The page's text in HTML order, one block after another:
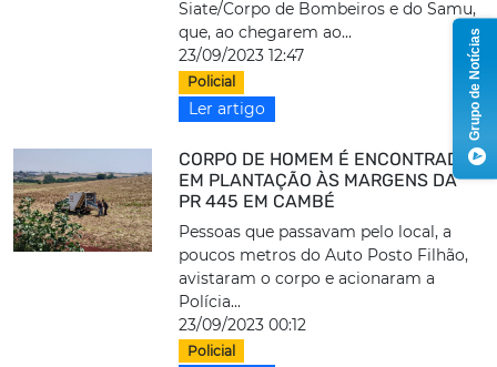
Siate/Corpo de Bombeiros e do Samu,
que, ao chegarem ao...
23/09/2023 12:47
Policial
Ler artigo
CORPO DE HOMEM É ENCONTRADO
EM PLANTAÇÃO ÀS MARGENS DA
PR 445 EM CAMBÉ
Pessoas que passavam pelo local, a
poucos metros do Auto Posto Filhão,
avistaram o corpo e acionaram a
Polícia...
23/09/2023 00:12
Policial
Grupo de Notícias